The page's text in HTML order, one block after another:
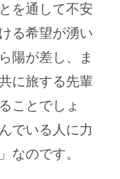
を通して不安
る希望が湧い
陽が差し、ま
に旅する先輩
ことでしょ
でいる人に力
なのです。